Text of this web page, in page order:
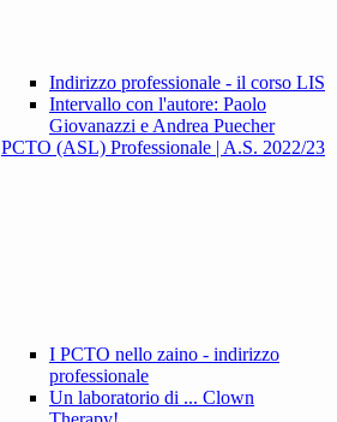
Indirizzo professionale - il corso LIS
Intervallo con l'autore: Paolo
Giovanazzi e Andrea Puecher
PCTO (ASL) Professionale | A.S. 2022/23
I PCTO nello zaino - indirizzo
professionale
Un laboratorio di ... Clown